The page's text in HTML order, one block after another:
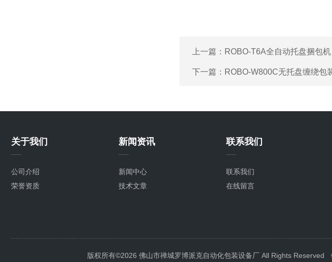
上一篇： ROBO-T6A全自动托盘捆包
下一篇： ROBO-W800C无托盘缠绕包
关于我们
公司介绍
荣誉资质
新闻资讯
新闻中心
技术文章
联系我们
联系我们
在线留言
版权所有©2026 佛山市禅城罗博派克自动化包装设备厂 All Rights Reserved